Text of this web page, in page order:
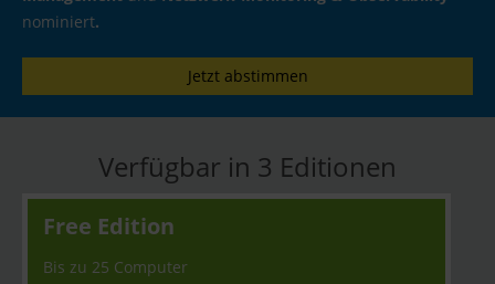
nominiert.
Jetzt abstimmen
Verfügbar in 3 Editionen
Free Edition
Bis zu 25 Computer